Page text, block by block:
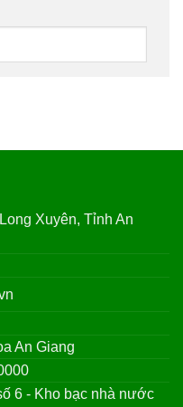
Xuyên, Tỉnh An
An Giang
6 - Kho bạc nhà nước